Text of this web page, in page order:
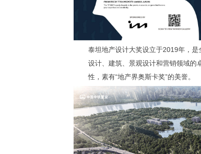
泰坦地产设计大奖设立于2019年，
设计、建筑、景观设计和营销领域的
性，素有“地产界奥斯卡奖”的美誉。